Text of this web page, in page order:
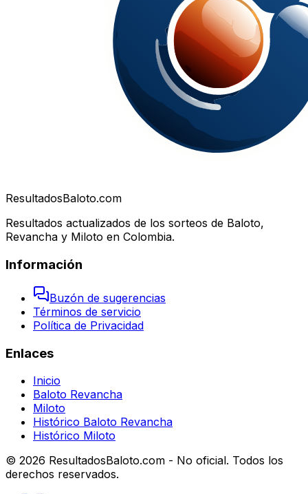
ResultadosBaloto.com
Resultados actualizados de los sorteos de Baloto,
Revancha y Miloto en Colombia.
Información
Buzón de sugerencias
Términos de servicio
Política de Privacidad
Enlaces
Inicio
Baloto Revancha
Miloto
Histórico Baloto Revancha
Histórico Miloto
© 2026 ResultadosBaloto.com - No oficial. Todos los
derechos reservados.